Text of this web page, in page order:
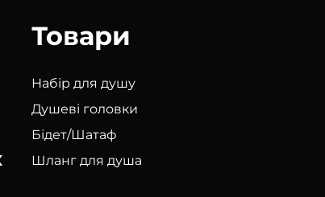
Товари
Набір для душу
Душеві головки
Бідет/Шатаф
Шланг для душа